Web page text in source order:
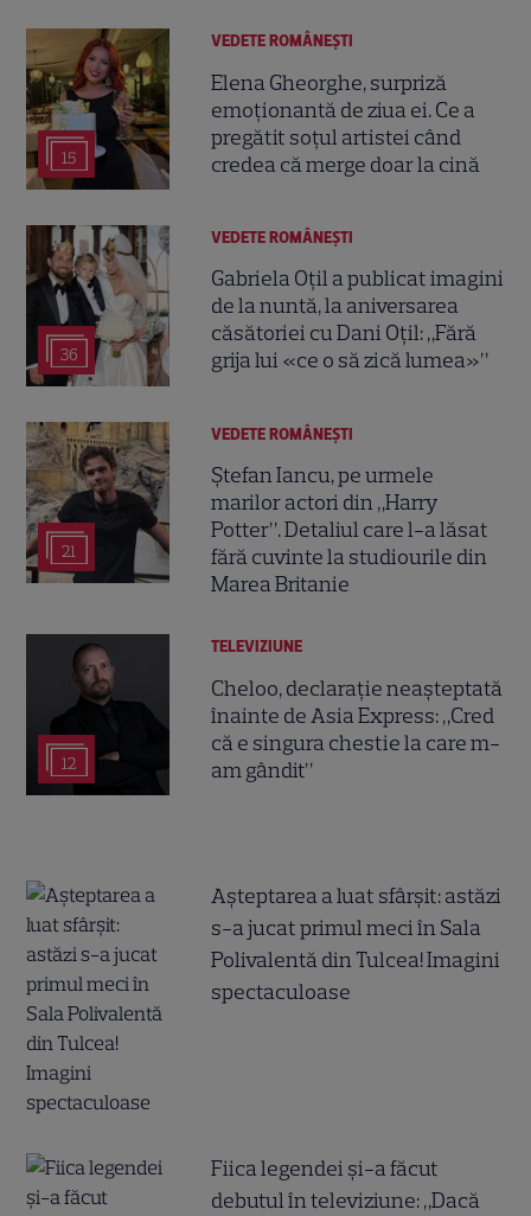
15
VEDETE ROMÂNEŞTI
Elena Gheorghe, surpriză
emoționantă de ziua ei. Ce a
pregătit soțul artistei când
credea că merge doar la cină
36
VEDETE ROMÂNEŞTI
Gabriela Oțil a publicat imagini
de la nuntă, la aniversarea
căsătoriei cu Dani Oțil: „Fără
grija lui «ce o să zică lumea»”
21
VEDETE ROMÂNEŞTI
Ștefan Iancu, pe urmele
marilor actori din „Harry
Potter”. Detaliul care l-a lăsat
fără cuvinte la studiourile din
Marea Britanie
12
TELEVIZIUNE
Cheloo, declarație neașteptată
înainte de Asia Express: „Cred
că e singura chestie la care m-
am gândit”
Așteptarea a luat sfârșit: astăzi
s-a jucat primul meci în Sala
Polivalentă din Tulcea! Imagini
spectaculoase
Fiica legendei și-a făcut
debutul în televiziune: „Dacă